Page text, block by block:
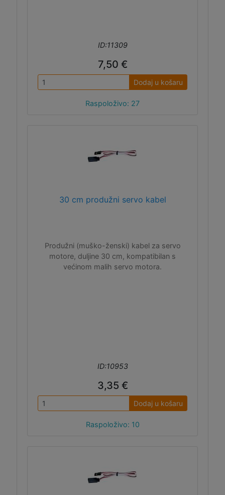
ID:11309
7,50 €
Dodaj u košaru
Raspoloživo: 27
30 cm produžni servo kabel
Produžni (muško-ženski) kabel za servo
motore, duljine 30 cm, kompatibilan s
većinom malih servo motora.
ID:10953
3,35 €
Dodaj u košaru
Raspoloživo: 10